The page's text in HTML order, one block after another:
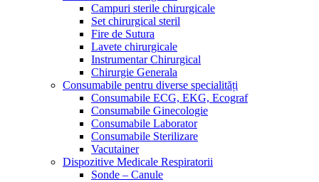
Campuri sterile chirurgicale
Set chirurgical steril
Fire de Sutura
Lavete chirurgicale
Instrumentar Chirurgical
Chirurgie Generala
Consumabile pentru diverse specialități
Consumabile ECG, EKG, Ecograf
Consumabile Ginecologie
Consumabile Laborator
Consumabile Sterilizare
Vacutainer
Dispozitive Medicale Respiratorii
Sonde – Canule